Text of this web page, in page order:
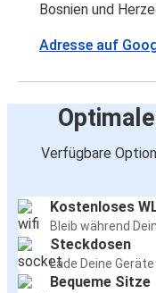
Bosnien und
Adresse auf
Verfügbare
Kostenloses
Bleib während
Steckdosen
Lade Deine
Bequeme Sitze